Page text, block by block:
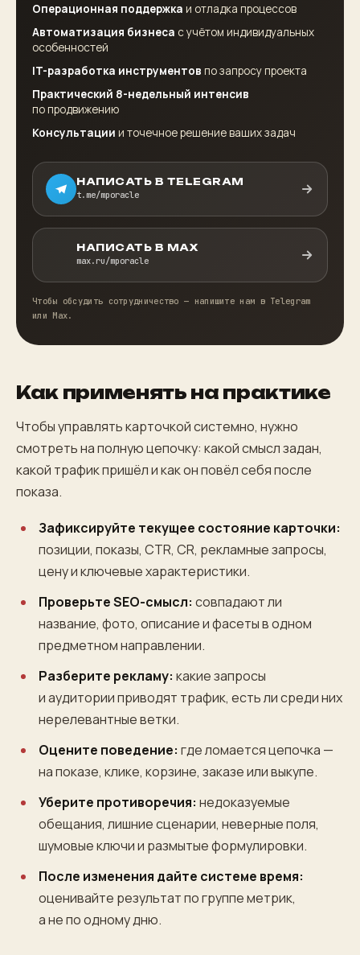
Операционная поддержка и отладка процессов
Автоматизация бизнеса с учётом индивидуальных
особенностей
IT-разработка инструментов по запросу проекта
Практический 8-недельный интенсив
по продвижению
Консультации и точечное решение ваших задач
НАПИСАТЬ В TELEGRAM
t.me/mporacle
НАПИСАТЬ В MAX
max.ru/mporacle
Чтобы обсудить сотрудничество — напишите нам в Telegram
или Max.
Как применять на практике
Чтобы управлять карточкой системно, нужно
смотреть на полную цепочку: какой смысл задан,
какой трафик пришёл и как он повёл себя после
показа.
Зафиксируйте текущее состояние карточки:
позиции, показы, CTR, CR, рекламные запросы,
цену и ключевые характеристики.
Проверьте SEO-смысл: совпадают ли
название, фото, описание и фасеты в одном
предметном направлении.
Разберите рекламу: какие запросы
и аудитории приводят трафик, есть ли среди них
нерелевантные ветки.
Оцените поведение: где ломается цепочка —
на показе, клике, корзине, заказе или выкупе.
Уберите противоречия: недоказуемые
обещания, лишние сценарии, неверные поля,
шумовые ключи и размытые формулировки.
После изменения дайте системе время:
оценивайте результат по группе метрик,
а не по одному дню.